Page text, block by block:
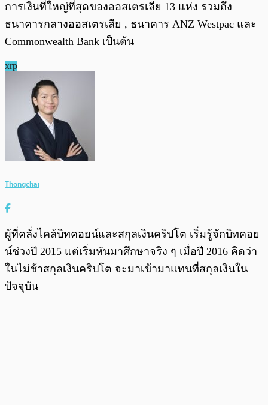
การเงินที่ใหญ่ที่สุดของออสเตรเลีย 13 แห่ง รวมถึง
ธนาคารกลางออสเตรเลีย , ธนาคาร ANZ Westpac และ
Commonwealth Bank เป็นต้น
xrp
Thongchai
ผู้ที่คลั่งไคล้บิทคอยน์และสกุลเงินคริปโต เริ่มรู้จักบิทคอย
น์ช่วงปี 2015 แต่เริ่มหันมาศึกษาจริง ๆ เมื่อปี 2016 คิดว่า
ในไม่ช้าสกุลเงินคริปโต จะมาเข้ามาแทนที่สกุลเงินใน
ปัจจุบัน